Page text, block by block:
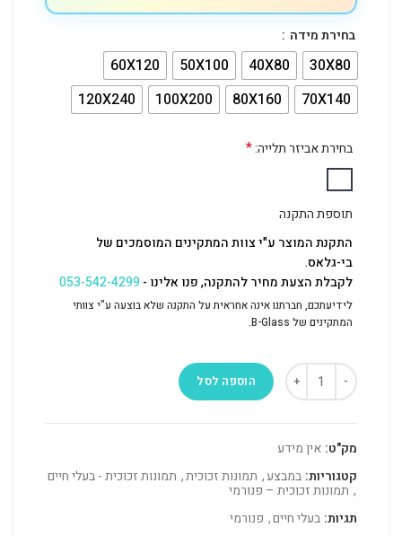
בחירת מידה
30X80
40X80
50X100
60X120
70X140
80X160
100X200
120X240
בחירת אביזר תלייה:*
תוספת התקנה
התקנת המוצר ע"י צוות המתקינים המוסמכים של
בי-גלאס.
לקבלת הצעת מחיר להתקנה, פנו אלינו -053-542-4299
לידיעתכם, חברתנו אינה אחראית על התקנה שלא בוצעה ע"י צוותי
המתקינים של B-Glass.
הוספה לסל
מק"ט: אין מידע
קטגוריות: במבצע, תמונות זכוכית, תמונות זכוכית - בעלי חיים
, תמונות זכוכית – פנורמי
תגיות: בעלי חיים, פנורמי